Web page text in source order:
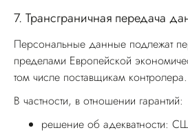
7. Трансграничная передача
Персональные данные подлежат
пределами Европейской
том числе поставщикам контролера.
В частности, в отношении гарантий:
решение об адекватности: